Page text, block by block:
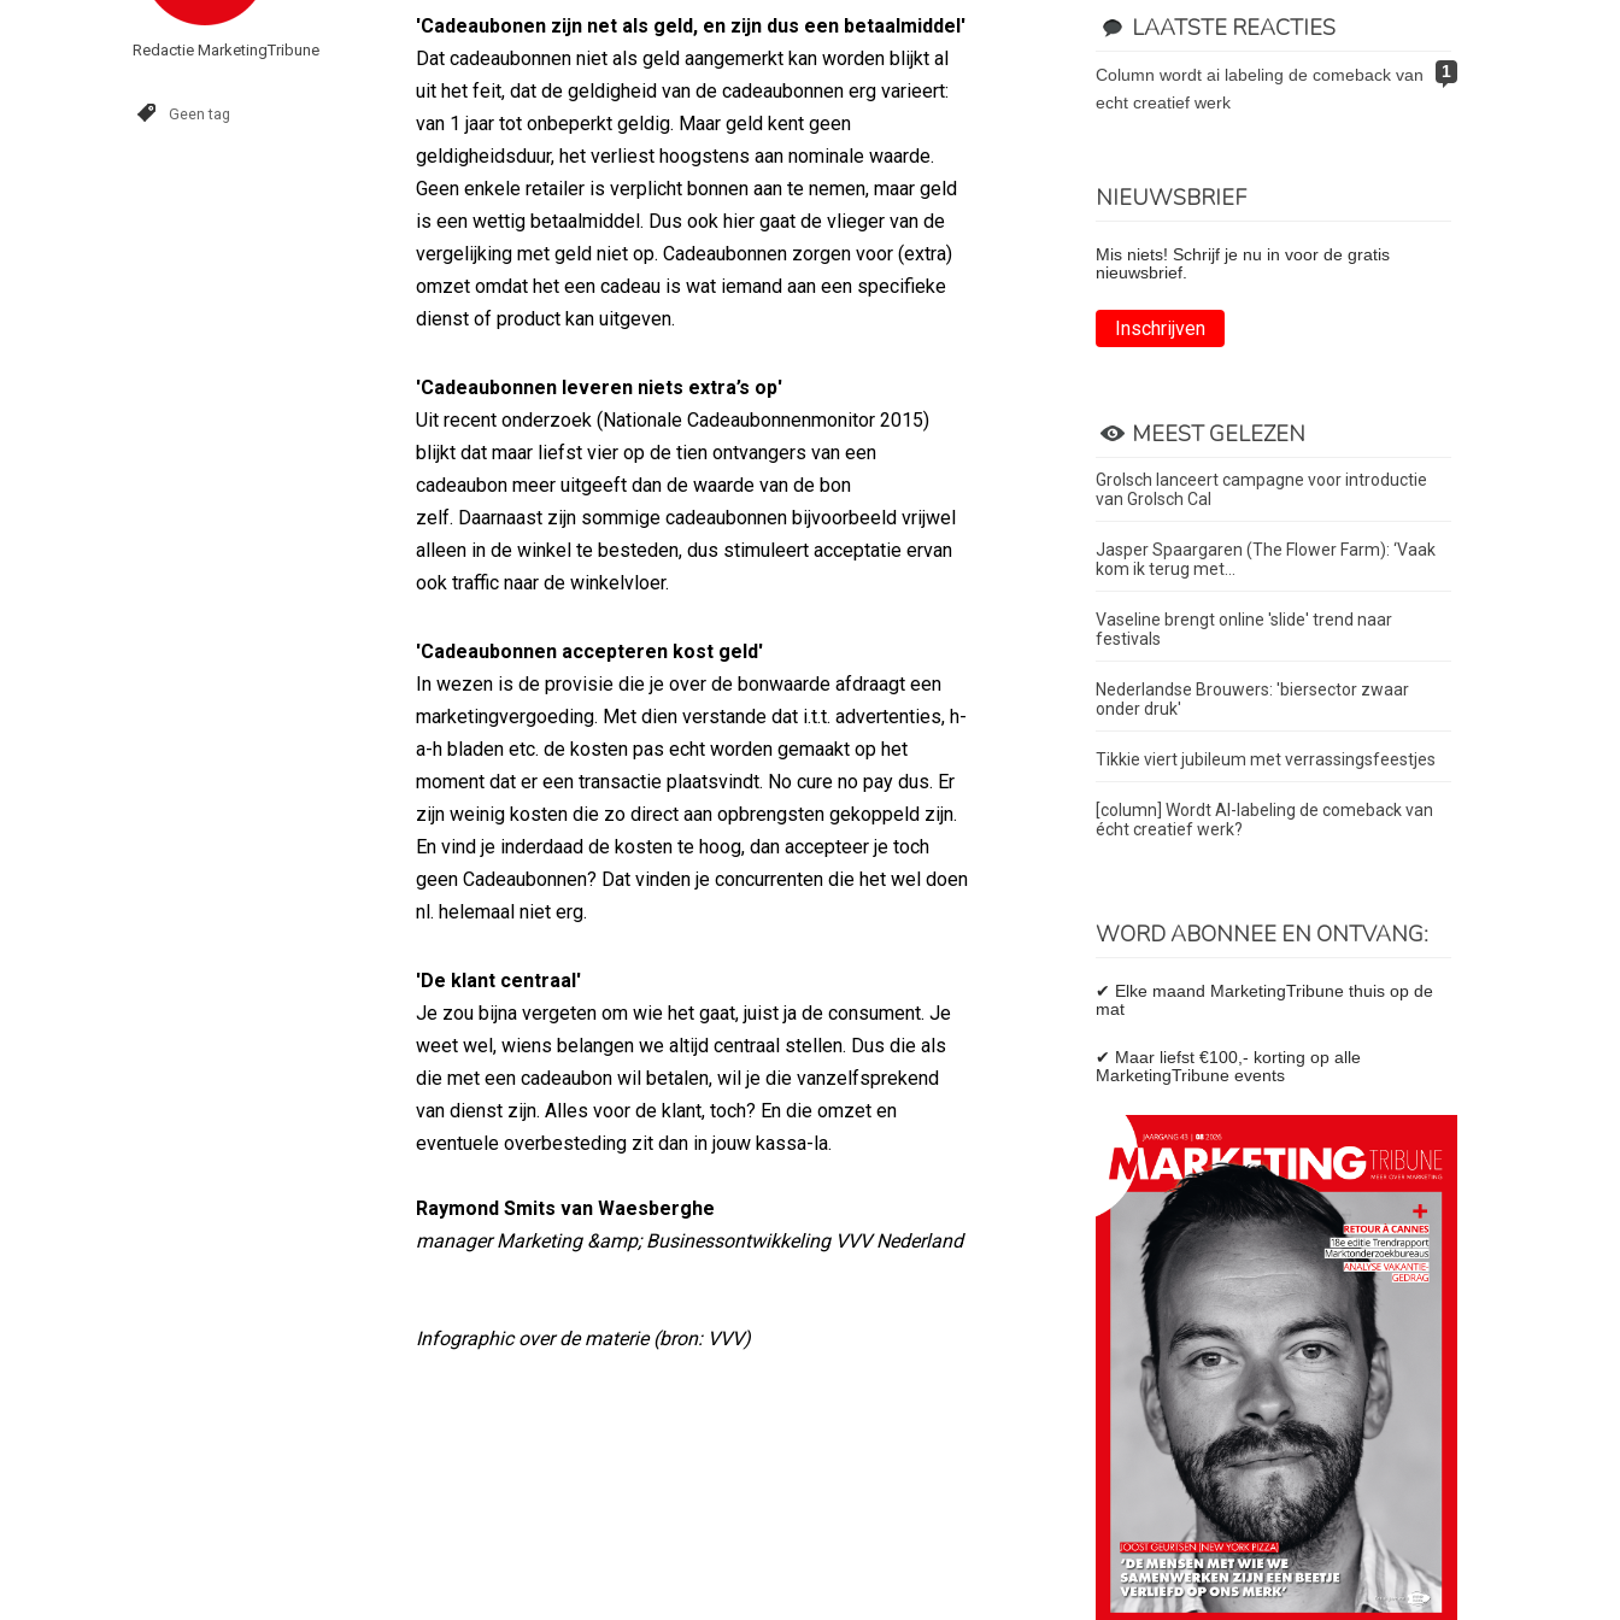
Redactie MarketingTribune
Geen tag
'Cadeaubonen zijn net als geld, en zijn dus een betaalmiddel'
Dat cadeaubonnen niet als geld aangemerkt kan worden blijkt al
uit het feit, dat de geldigheid van de cadeaubonnen erg varieert:
van 1 jaar tot onbeperkt geldig. Maar geld kent geen
geldigheidsduur, het verliest hoogstens aan nominale waarde.
Geen enkele retailer is verplicht bonnen aan te nemen, maar geld
is een wettig betaalmiddel. Dus ook hier gaat de vlieger van de
vergelijking met geld niet op. Cadeaubonnen zorgen voor (extra)
omzet omdat het een cadeau is wat iemand aan een specifieke
dienst of product kan uitgeven.
'Cadeaubonnen leveren niets extra’s op'
Uit recent onderzoek (Nationale Cadeaubonnenmonitor 2015)
blijkt dat maar liefst vier op de tien ontvangers van een
cadeaubon meer uitgeeft dan de waarde van de bon
zelf. Daarnaast zijn sommige cadeaubonnen bijvoorbeeld vrijwel
alleen in de winkel te besteden, dus stimuleert acceptatie ervan
ook traffic naar de winkelvloer.
'Cadeaubonnen accepteren kost geld'
In wezen is de provisie die je over de bonwaarde afdraagt een
marketingvergoeding. Met dien verstande dat i.t.t. advertenties, h-
a-h bladen etc. de kosten pas echt worden gemaakt op het
moment dat er een transactie plaatsvindt. No cure no pay dus. Er
zijn weinig kosten die zo direct aan opbrengsten gekoppeld zijn.
En vind je inderdaad de kosten te hoog, dan accepteer je toch
geen Cadeaubonnen? Dat vinden je concurrenten die het wel doen
nl. helemaal niet erg.
'De klant centraal'
Je zou bijna vergeten om wie het gaat, juist ja de consument. Je
weet wel, wiens belangen we altijd centraal stellen. Dus die als
die met een cadeaubon wil betalen, wil je die vanzelfsprekend
van dienst zijn. Alles voor de klant, toch? En die omzet en
eventuele overbesteding zit dan in jouw kassa-la.
Raymond Smits van Waesberghe
manager Marketing &amp; Businessontwikkeling VVV Nederland
Infographic over de materie (bron: VVV)
LAATSTE REACTIES
1
column wordt ai labeling de comeback van
echt creatief werk
NIEUWSBRIEF
Mis niets! Schrijf je nu in voor de gratis
nieuwsbrief.
Inschrijven
MEEST GELEZEN
Grolsch lanceert campagne voor introductie
van Grolsch Cal
Jasper Spaargaren (The Flower Farm): ‘Vaak
kom ik terug met...
Vaseline brengt online 'slide' trend naar
festivals
Nederlandse Brouwers: 'biersector zwaar
onder druk'
Tikkie viert jubileum met verrassingsfeestjes
[column] Wordt AI-labeling de comeback van
écht creatief werk?
WORD ABONNEE EN ONTVANG:
✔ Elke maand MarketingTribune thuis op de
mat
✔ Maar liefst €100,- korting op alle
MarketingTribune events